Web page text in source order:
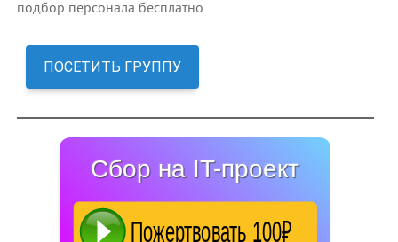
подбор персонала бесплатно
ПОСЕТИТЬ ГРУППУ
Сбор на IT-проект